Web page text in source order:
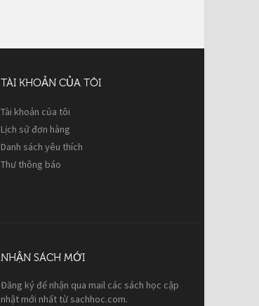
TÀI KHOẢN CỦA TÔI
Tài khoản của tôi
Lịch sử đơn hàng
Danh sách yêu thích
Thư thông báo
NHẬN SÁCH MỚI
Đăng ký để nhận qua mail các sách học cập
nhật mới nhất từ sachhoc.com.